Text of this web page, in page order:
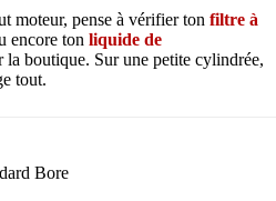
moteur, pense à vérifier ton filtre à
encore ton liquide de
la boutique. Sur une petite cylindrée,
tout.
Bore